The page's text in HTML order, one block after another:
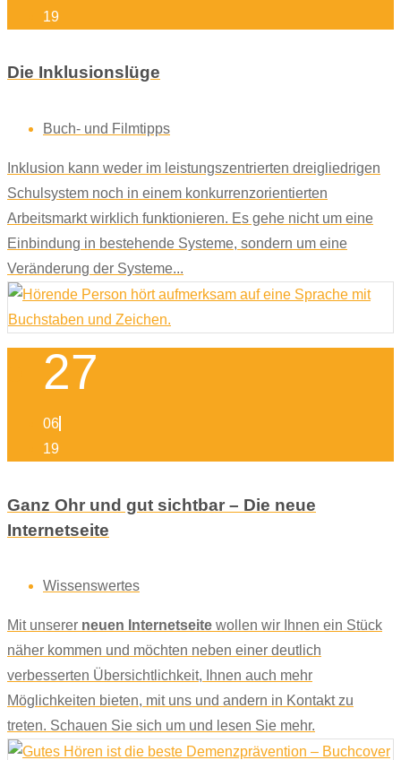
19
Die Inklusionslüge
Buch- und Filmtipps
Inklusion kann weder im leistungszentrierten dreigliedrigen
Schulsystem noch in einem konkurrenzorientierten
Arbeitsmarkt wirklich funktionieren. Es gehe nicht um eine
Einbindung in bestehende Systeme, sondern um eine
Veränderung der Systeme...
27
06
19
Ganz Ohr und gut sichtbar – Die neue
Internetseite
Wissenswertes
Mit unserer neuen Internetseite wollen wir Ihnen ein Stück
näher kommen und möchten neben einer deutlich
verbesserten Übersichtlichkeit, Ihnen auch mehr
Möglichkeiten bieten, mit uns und andern in Kontakt zu
treten. Schauen Sie sich um und lesen Sie mehr.